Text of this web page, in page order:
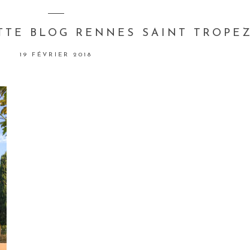
BLOG RENNES SAINT TROPEZ
19 FÉVRIER 2018